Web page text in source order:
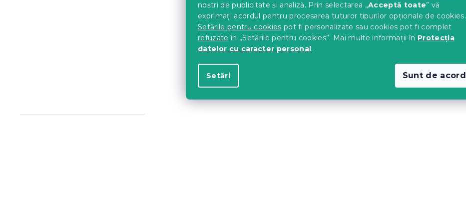
noștri de publicitate și analiză. Prin selectarea „Acceptă toate” vă
exprimați acordul pentru procesarea tuturor tipurilor opționale de cookies.
Setările pentru cookies pot fi personalizate sau cookies pot fi complet
refuzate în „Setările pentru cookies”. Mai multe informații în Protecția
datelor cu caracter personal.
Setări Sunt de acord